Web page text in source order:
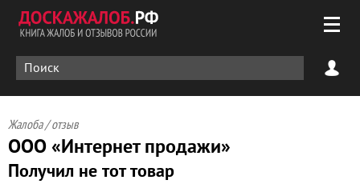
Жалоба / отзыв
ООО «Интернет продажи»
Получил не тот товар